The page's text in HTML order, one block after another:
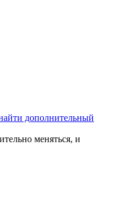
дополнительный
меняться, и